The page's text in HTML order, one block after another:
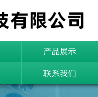
产品展示
联系我们